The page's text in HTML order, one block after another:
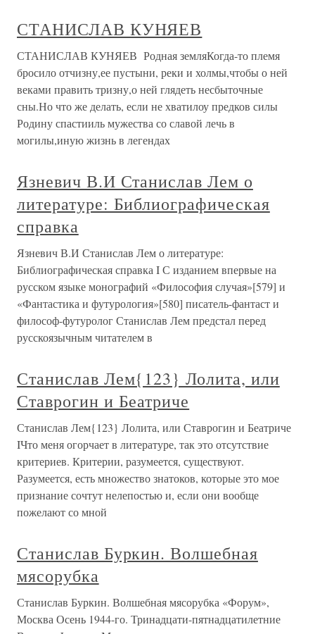
СТАНИСЛАВ КУНЯЕВ
СТАНИСЛАВ КУНЯЕВ Родная земляКогда-то племя
бросило отчизну,ее пустыни, реки и холмы,чтобы о ней
веками править тризну,о ней глядеть несбыточные
сны.Но что же делать, если не хватилоу предков силы
Родину спастииль мужества со славой лечь в
могилы,иную жизнь в легендах
Язневич В.И Станислав Лем о
литературе: Библиографическая
справка
Язневич В.И Станислав Лем о литературе:
Библиографическая справка I С изданием впервые на
русском языке монографий «Философия случая»[579] и
«Фантастика и футурология»[580] писатель-фантаст и
философ-футуролог Станислав Лем предстал перед
русскоязычным читателем в
Станислав Лем{123} Лолита, или
Ставрогин и Беатриче
Станислав Лем{123} Лолита, или Ставрогин и Беатриче
IЧто меня огорчает в литературе, так это отсутствие
критериев. Критерии, разумеется, существуют.
Разумеется, есть множество знатоков, которые это мое
признание сочтут нелепостью и, если они вообще
пожелают со мной
Станислав Буркин. Волшебная
мясорубка
Станислав Буркин. Волшебная мясорубка «Форум»,
Москва Осень 1944-го. Тринадцати-пятнадцатилетние